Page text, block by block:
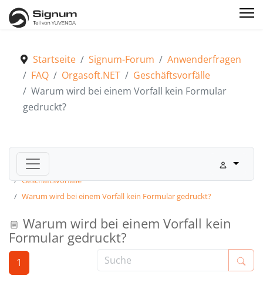
Startseite Signum-Forum
Anwenderfragen
FAQ
Orgasoft.NET
Geschäftsvorfälle
Warum wird bei einem Vorfall kein Formular
gedruckt?
Signum-Forum
Orgasoft.NET
Geschäftsvorfälle
Warum wird bei einem Vorfall kein Formular gedruckt?
Warum wird bei einem Vorfall kein
Formular gedruckt?
1